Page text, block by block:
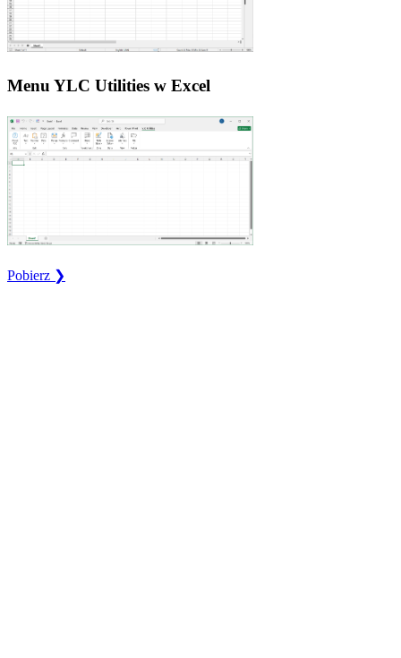
Menu YLC Utilities w Excel
Pobierz ❯